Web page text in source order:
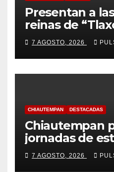
Presentan a
reinas de
de Ferias 2026:
Tlaxcalteca”
7 AGOSTO, 2026
CHIAUTEMPAN DESTACADAS
Chiautempan
jornadas de
para perros y
7 AGOSTO, 2026